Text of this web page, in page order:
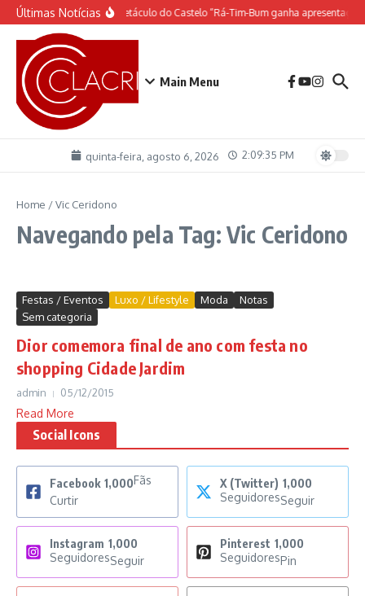
Ir para o conteúdo
Últimas NotíciasO espetáculo do Castelo “Rá-Tim-Bum ganha
Main Menu
quinta-feira, agosto 6, 2026 2:09:35 PM
Home /Vic Ceridono
Navegando pela Tag: Vic Ceridono
Festas / Eventos Luxo / Lifestyle Moda
Notas
Sem categoria
Dior comemora final de ano com festa no
shopping Cidade Jardim
admin 05/12/2015
Read More
Social Icons
Facebook 1,000Fãs
Curtir
X (Twitter) 1,000
SeguidoresSeguir
Instagram 1,000
SeguidoresSeguir
Pinterest 1,000
SeguidoresPin